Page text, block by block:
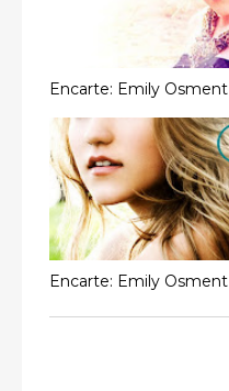
Encarte: Emily
Encarte: Emily